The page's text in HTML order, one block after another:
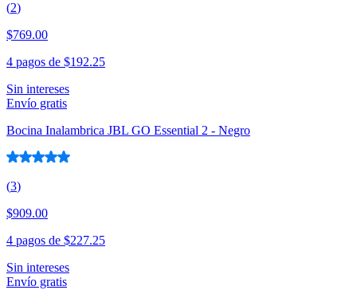
(2)
$769.00
4 pagos de $192.25
Sin intereses
Envío gratis
Bocina Inalambrica JBL GO Essential 2 - Negro
(3)
$909.00
4 pagos de $227.25
Sin intereses
Envío gratis